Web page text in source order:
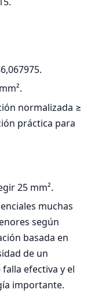
normalizada ≥
práctica para
25 mm².
muchas
según
basada en
de un
efectiva y el
importante.